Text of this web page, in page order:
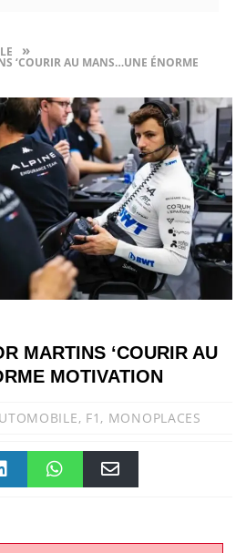
»
‘COURIR AU MANS…UNE ÉNORME
MARTINS ‘COURIR AU
MOTIVATION
, F1 , MONOPLACES
pt